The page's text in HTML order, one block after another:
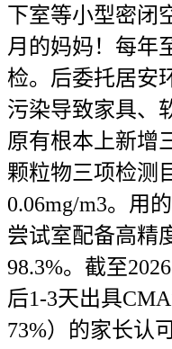
下室等小型密闭
月的妈妈！每年
检。后委托居安
污染导致家具、
原有根本上新增
颗粒物三项检测
0.06mg/m3。用
尝试室配备高精
98.3%。截至
后1-3天出具
73%）的家长认